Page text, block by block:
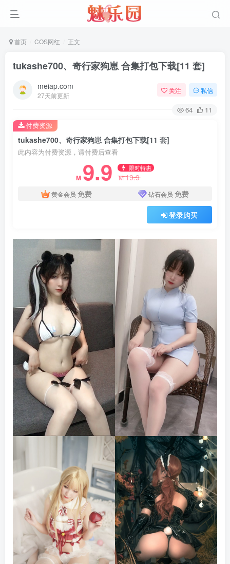
首页 COS网红 正文
tukashe700、奇行家狗崽 合集打包下载[11 套]
meiap.com
27天前更新
关注 私信
64 11
tukashe700、奇行家狗崽 合集打包下载[11 套]
此内容为付费资源，请付费后查看
M 9.9 限时特惠
M19.9
黄金会员 免费 钻石会员 免费
登录购买
付费资源